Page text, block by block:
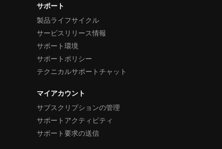
サポート
製品ライフサイクル
サービスリリース情報
サポート環境
サポートポリシー
テクニカルサポートチャット
マイアカウント
サブスクリプションの管理
サポートアクティビティ
サポート要求の送信